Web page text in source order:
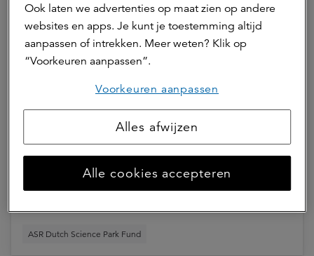
Nationaal investeringsplan moet
industriële biotechnologie naar
wereldtop brengen
ASR Dutch Science Park Fund
Ook laten we advertenties op maat zien op andere
websites en apps. Je kunt je toestemming altijd
aanpassen of intrekken. Meer weten? Klik op
“Voorkeuren aanpassen”.
Voorkeuren aanpassen
Alles afwijzen
Alle cookies accepteren